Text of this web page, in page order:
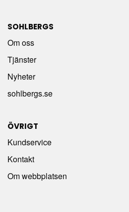
SOHLBERGS
Om oss
Tjänster
Nyheter
sohlbergs.se
ÖVRIGT
Kundservice
Kontakt
Om webbplatsen